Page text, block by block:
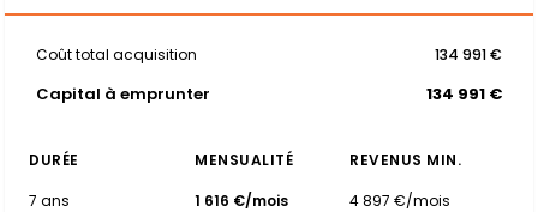
Coût total acquisition 134 991 €
Capital à emprunter 134 991 €
DURÉE MENSUALITÉ
REVENUS MIN.
7 ans
1 616 €/mois
4 897 €/mois